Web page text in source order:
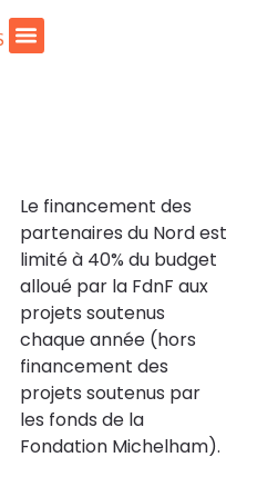
Le financement des
partenaires du Nord est
limité à 40% du budget
alloué par la FdnF aux
projets soutenus
chaque année (hors
financement des
projets soutenus par
les fonds de la
Fondation Michelham).